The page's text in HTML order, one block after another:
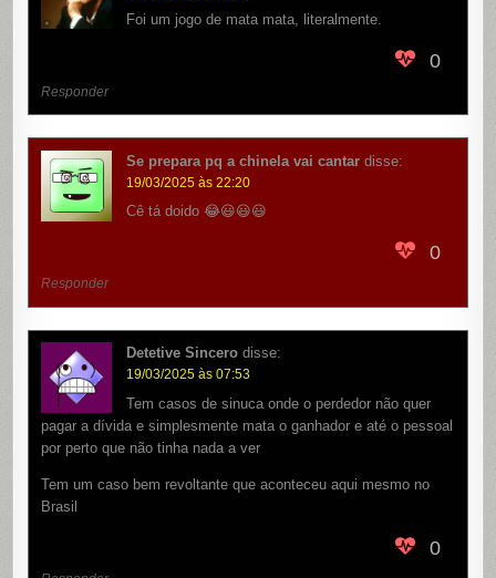
Foi um jogo de mata mata, literalmente.
0
Responder
Se prepara pq a chinela vai cantar disse:
19/03/2025 às 22:20
Cê tá doido 😂😃😃😃
0
Responder
Detetive Sincero disse:
19/03/2025 às 07:53
Tem casos de sinuca onde o perdedor não quer
pagar a dívida e simplesmente mata o ganhador e até o pessoal
por perto que não tinha nada a ver
Tem um caso bem revoltante que aconteceu aqui mesmo no
Brasil
0